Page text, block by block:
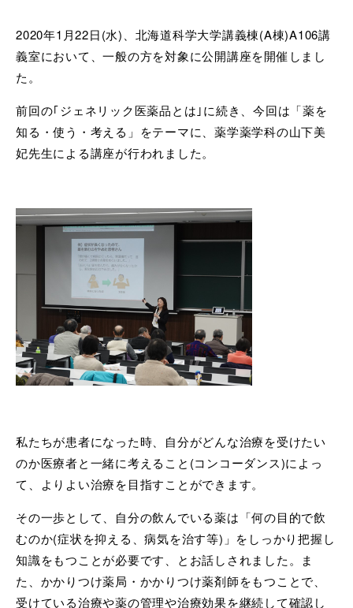
2020年1月22日(水)、北海道科学大学講義棟(A棟)A106講
義室において、一般の方を対象に公開講座を開催しまし
た。
前回の｢ジェネリック医薬品とは｣に続き、今回は「薬を
知る・使う・考える」をテーマに、薬学薬学科の山下美
妃先生による講座が行われました。
私たちが患者になった時、自分がどんな治療を受けたい
のか医療者と一緒に考えること(コンコーダンス)によっ
て、よりよい治療を目指すことができます。
その一歩として、自分の飲んでいる薬は「何の目的で飲
むのか(症状を抑える、病気を治す等)」をしっかり把握し
知識をもつことが必要です、とお話しされました。ま
た、かかりつけ薬局・かかりつけ薬剤師をもつことで、
受けている治療や薬の管理や治療効果を継続して確認し